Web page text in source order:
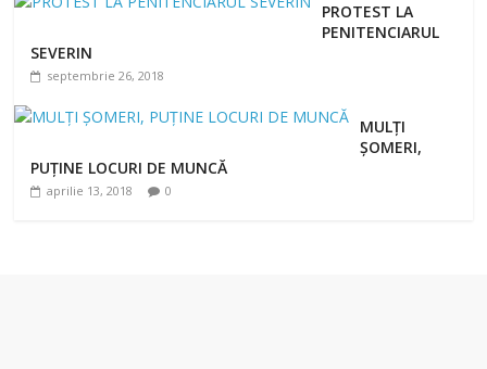
PROTEST LA
PENITENCIARUL
SEVERIN
septembrie 26, 2018
MULȚI
ȘOMERI,
PUȚINE LOCURI DE MUNCĂ
aprilie 13, 2018 0